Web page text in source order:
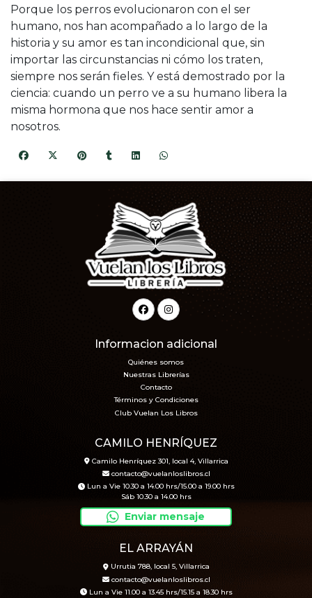
Porque los perros evolucionaron con el ser
humano, nos han acompañado a lo largo de la
historia y su amor es tan incondicional que, sin
importar las circunstancias ni cómo los traten,
siempre nos serán fieles. Y está demostrado por la
ciencia: cuando un perro ve a su humano libera la
misma hormona que nos hace sentir amor a
nosotros.
Informacion adicional
Quiénes somos
Nuestras Librerías
Contacto
Términos y Condiciones
Club Vuelan Los Libros
CAMILO HENRÍQUEZ
Camilo Henríquez 301, local 4, Villarrica
contacto@vuelanloslibros.cl
Lun a Vie 10.30 a 14.00 hrs/15.00 a 19.00 hrs
Sáb 10.30 a 14.00 hrs
Enviar mensaje
EL ARRAYÁN
Urrutia 788, local 5, Villarrica
contacto@vuelanloslibros.cl
Lun a Vie 11.00 a 13.45 hrs/15.15 a 18.30 hrs